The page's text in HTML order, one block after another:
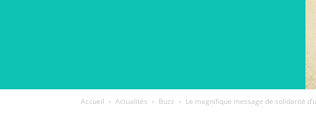
Accueil Actualités Buzz Le magnifique message de solidarité